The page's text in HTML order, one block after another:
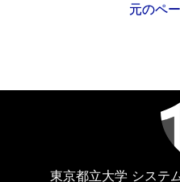
元のペ
東京都立大学 システ